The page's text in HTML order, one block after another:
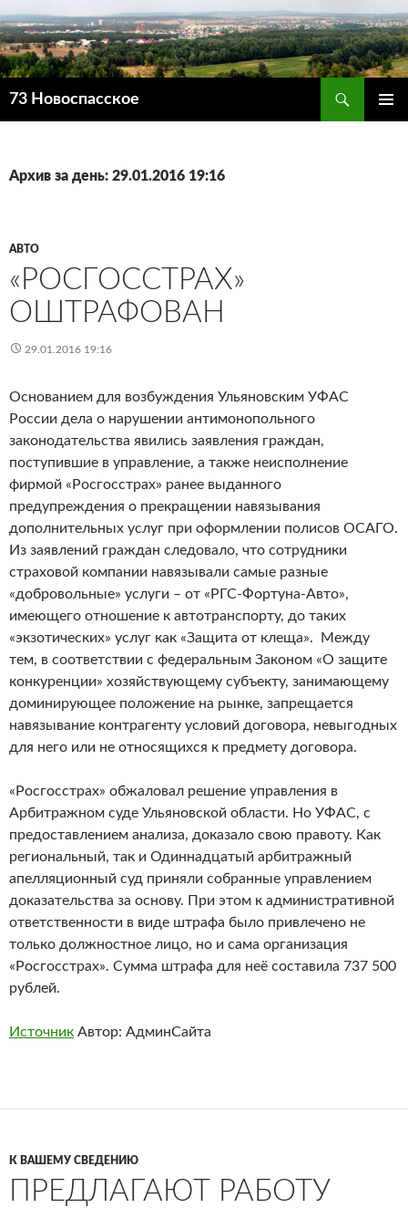
73 Новоспасское
Архив за день: 29.01.2016 19:16
АВТО
«РОСГОССТРАХ»
ОШТРАФОВАН
29.01.2016 19:16
Основанием для возбуждения Ульяновским УФАС
России дела о нарушении антимонопольного
законодательства явились заявления граждан,
поступившие в управление, а также неисполнение
фирмой «Росгосстрах» ранее выданного
предупреждения о прекращении навязывания
дополнительных услуг при оформлении полисов ОСАГО.
Из заявлений граждан следовало, что сотрудники
страховой компании навязывали самые разные
«добровольные» услуги – от «РГС-Фортуна-Авто»,
имеющего отношение к автотранспорту, до таких
«экзотических» услуг как «Защита от клеща». Между
тем, в соответствии с федеральным Законом «О защите
конкуренции» хозяйствующему субъекту, занимающему
доминирующее положение на рынке, запрещается
навязывание контрагенту условий договора, невыгодных
для него или не относящихся к предмету договора.
«Росгосстрах» обжаловал решение управления в
Арбитражном суде Ульяновской области. Но УФАС, с
предоставлением анализа, доказало свою правоту. Как
региональный, так и Одиннадцатый арбитражный
апелляционный суд приняли собранные управлением
доказательства за основу. При этом к административной
ответственности в виде штрафа было привлечено не
только должностное лицо, но и сама организация
«Росгосстрах». Сумма штрафа для неё составила 737 500
рублей.
Источник Автор: АдминСайта
К ВАШЕМУ СВЕДЕНИЮ
ПРЕДЛАГАЮТ РАБОТУ